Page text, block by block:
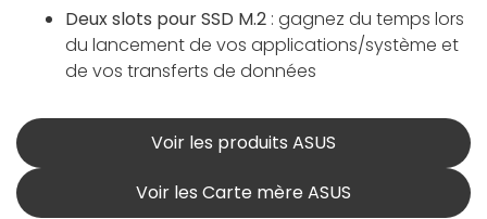
Deux slots pour SSD M.2 : gagnez du temps lors
du lancement de vos applications/système et
de vos transferts de données
Voir les produits ASUS
Voir les Carte mère ASUS